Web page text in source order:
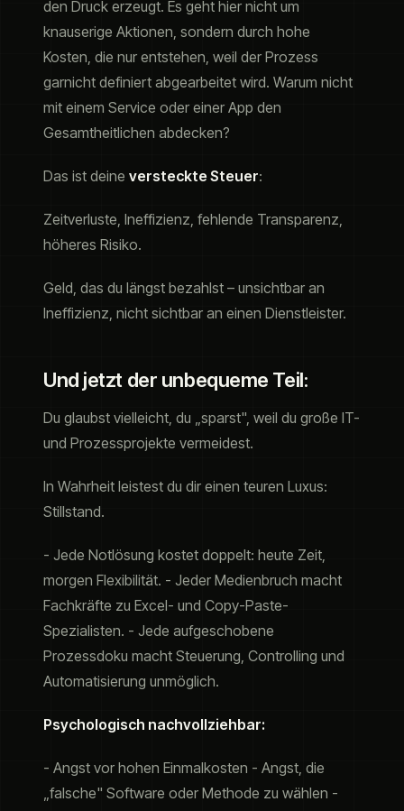
den Druck erzeugt. Es geht hier nicht um
knauserige Aktionen, sondern durch hohe
Kosten, die nur entstehen, weil der Prozess
garnicht definiert abgearbeitet wird. Warum nicht
mit einem Service oder einer App den
Gesamtheitlichen abdecken?
Das ist deine versteckte Steuer:
Zeitverluste, Ineffizienz, fehlende Transparenz,
höheres Risiko.
Geld, das du längst bezahlst – unsichtbar an
Ineffizienz, nicht sichtbar an einen Dienstleister.
Und jetzt der unbequeme Teil:
Du glaubst vielleicht, du „sparst", weil du große IT-
und Prozessprojekte vermeidest.
In Wahrheit leistest du dir einen teuren Luxus:
Stillstand.
- Jede Notlösung kostet doppelt: heute Zeit,
morgen Flexibilität. - Jeder Medienbruch macht
Fachkräfte zu Excel- und Copy-Paste-
Spezialisten. - Jede aufgeschobene
Prozessdoku macht Steuerung, Controlling und
Automatisierung unmöglich.
Psychologisch nachvollziehbar:
- Angst vor hohen Einmalkosten - Angst, die
„falsche" Software oder Methode zu wählen -